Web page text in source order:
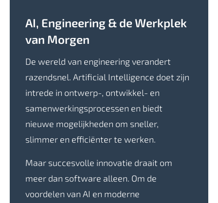
AI, Engineering & de Werkplek
van Morgen
De wereld van engineering verandert
razendsnel. Artificial Intelligence doet zijn
intrede in ontwerp-, ontwikkel- en
samenwerkingsprocessen en biedt
nieuwe mogelijkheden om sneller,
slimmer en efficiënter te werken.
Maar succesvolle innovatie draait om
meer dan software alleen. Om de
voordelen van AI en moderne